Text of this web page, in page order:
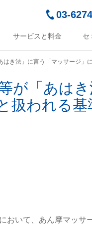
03-
サービスと料金 セ
はき法」に言う「マッサージ」
が「あは
扱われる基
おいて、あん摩マッサ